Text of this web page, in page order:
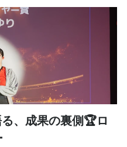
、成果の裏側🏆ロ